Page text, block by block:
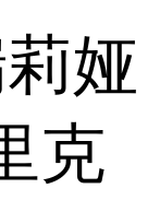
娅
克